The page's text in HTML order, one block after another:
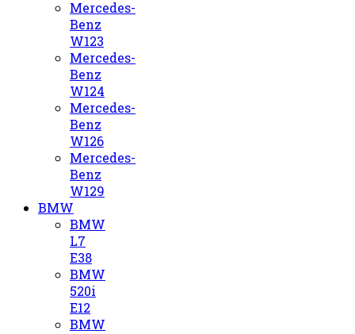
Mercedes-
Benz
W123
Mercedes-
Benz
W124
Mercedes-
Benz
W126
Mercedes-
Benz
W129
BMW
BMW
L7
E38
BMW
520i
E12
BMW